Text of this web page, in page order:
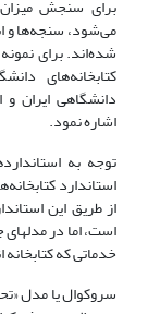
برای سنجش میزان
می‌شود، سنجه‌ها و
شده‌اند. برای
کتابخانه‌های
دانشگاهی ایران و
اشاره نمود.
توجه به
استاندارد
از طریق این
است، اما در
خدماتی که
سروکوال یا مدل